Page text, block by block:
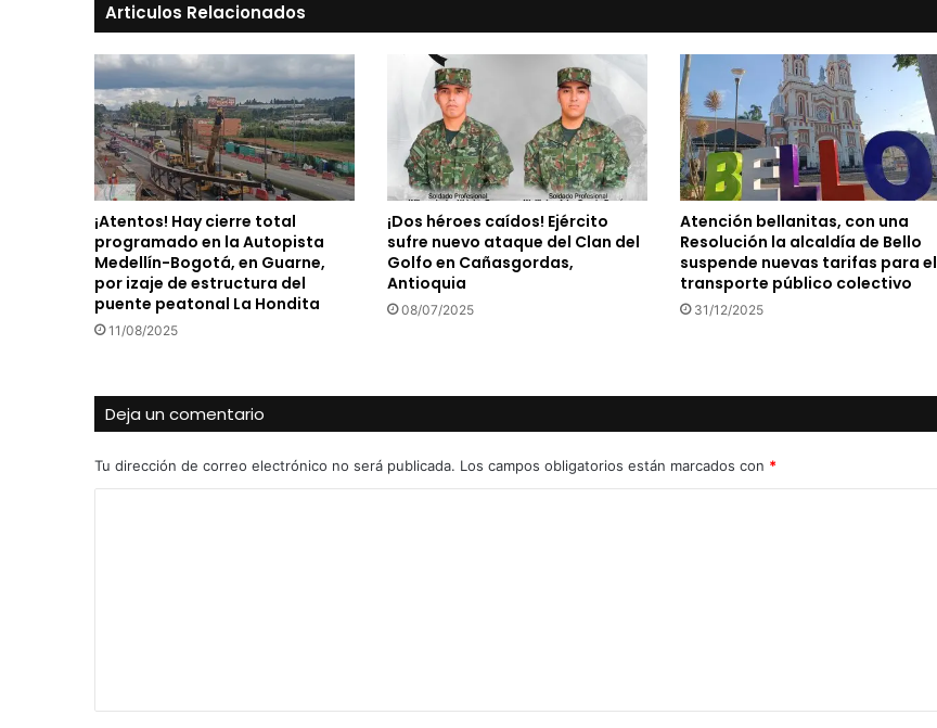
Articulos Relacionados
¡Atentos! Hay cierre total
programado en la Autopista
Medellín-Bogotá, en Guarne,
por izaje de estructura del
puente peatonal La Hondita
11/08/2025
¡Dos héroes caídos! Ejército
sufre nuevo ataque del Clan del
Golfo en Cañasgordas,
Antioquia
08/07/2025
Atención bellanitas, con una
Resolución la alcaldía de Bello
suspende nuevas tarifas para el
transporte público colectivo
31/12/2025
Deja un comentario
Tu dirección de correo electrónico no será publicada. Los campos obligatorios están marcados con *